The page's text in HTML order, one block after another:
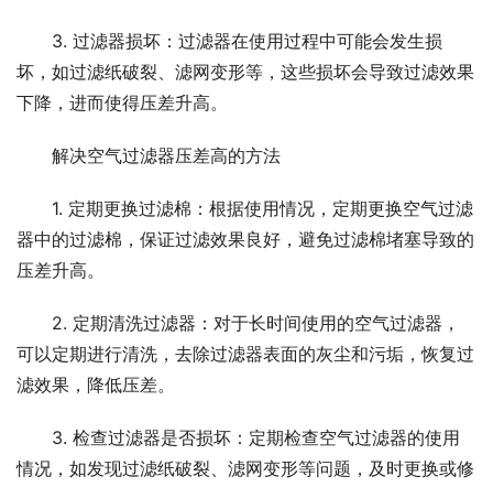
3. 过滤器损坏：过滤器在使用过程中可能会发生损
坏，如过滤纸破裂、滤网变形等，这些损坏会导致过滤效果
下降，进而使得压差升高。
解决空气过滤器压差高的方法
1. 定期更换过滤棉：根据使用情况，定期更换空气过滤
器中的过滤棉，保证过滤效果良好，避免过滤棉堵塞导致的
压差升高。
2. 定期清洗过滤器：对于长时间使用的空气过滤器，
可以定期进行清洗，去除过滤器表面的灰尘和污垢，恢复过
滤效果，降低压差。
3. 检查过滤器是否损坏：定期检查空气过滤器的使用
情况，如发现过滤纸破裂、滤网变形等问题，及时更换或修